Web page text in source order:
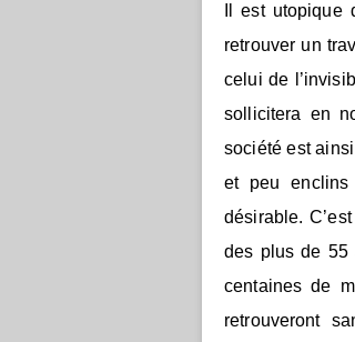
Il est
retrouver un
celui de
sollicitera en
société est
et peu enclins
désirable.
des plus de 55
centaines de
retrouveront